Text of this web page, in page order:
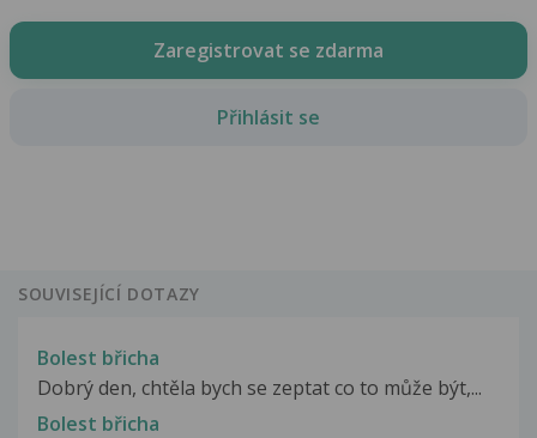
Zaregistrovat se zdarma
Přihlásit se
SOUVISEJÍCÍ DOTAZY
Bolest břicha
Dobrý den, chtěla bych se zeptat co to může být,...
Bolest břicha